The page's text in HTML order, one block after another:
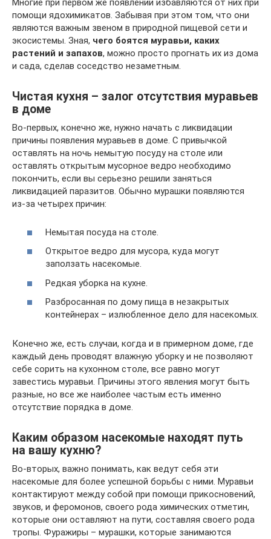
Многие при первом же появлении избавляются от них при
помощи ядохимикатов. Забывая при этом том, что они
являются важным звеном в природной пищевой сети и
экосистемы. Зная, чего боятся муравьи, каких
растений и запахов, можно просто прогнать их из дома
и сада, сделав соседство незаметным.
Чистая кухня – залог отсутствия муравьев
в доме
Во-первых, конечно же, нужно начать с ликвидации
причины появления муравьев в доме. С привычкой
оставлять на ночь немытую посуду на столе или
оставлять открытым мусорное ведро необходимо
покончить, если вы серьезно решили заняться
ликвидацией паразитов. Обычно мурашки появляются
из-за четырех причин:
Немытая посуда на столе.
Открытое ведро для мусора, куда могут
заползать насекомые.
Редкая уборка на кухне.
Разбросанная по дому пища в незакрытых
контейнерах – излюбленное дело для насекомых.
Конечно же, есть случаи, когда и в примерном доме, где
каждый день проводят влажную уборку и не позволяют
себе сорить на кухонном столе, все равно могут
завестись муравьи. Причины этого явления могут быть
разные, но все же наиболее частым есть именно
отсутствие порядка в доме.
Каким образом насекомые находят путь
на вашу кухню?
Во-вторых, важно понимать, как ведут себя эти
насекомые для более успешной борьбы с ними. Муравьи
контактируют между собой при помощи прикосновений,
звуков, и феромонов, своего рода химических отметин,
которые они оставляют на пути, составляя своего рода
тропы. Фуражиры – мурашки, которые занимаются